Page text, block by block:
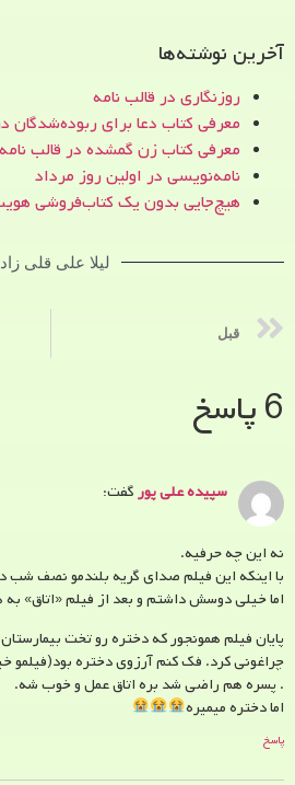
آخرین نوشته‌ها
روزنگاری در قالب نامه
معرفی کتاب دعا برای ربوده‌شدگان
معرفی کتاب زن‌ گمشده در قالب نامه
نامه‌نویسی در اولین روز مرداد
هیچ‌جایی بدون یک کتاب‌فروشی
لیلا علی قلی
قبل
6 پاسخ
سپیده علی پورگفت:
نه این چه حرفیه.
با اینکه این فیلم صدای گریه‌ بلندمو نصف شب
اما خیلی دوسش داشتم و بعد از فیلم «اتاق»
پایان فیلم همونجور که دختره رو تخت
چراغونی کرد. فک کنم آرزوی دختره بود(فیلمو
. پسره هم راضی شد بره اتاق عمل و خوب شه.
اما دختره میمیره
پاسخ